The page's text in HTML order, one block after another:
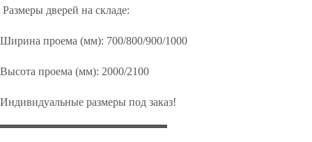
Размеры дверей на складе:
Ширина проема (мм): 700/800/900/1000
Высота проема (мм): 2000/2100
Индивидуальные размеры под заказ!
▬▬▬▬▬▬▬▬▬▬▬▬▬▬▬